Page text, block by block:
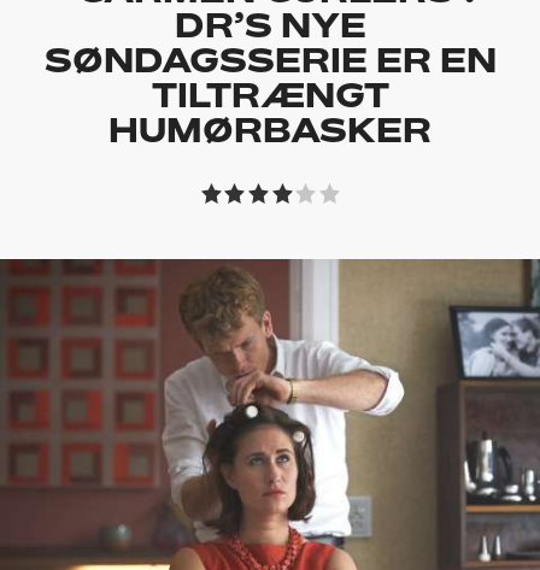
DR’S NYE
SØNDAGSSERIE ER EN
TILTRÆNGT
HUMØRBASKER